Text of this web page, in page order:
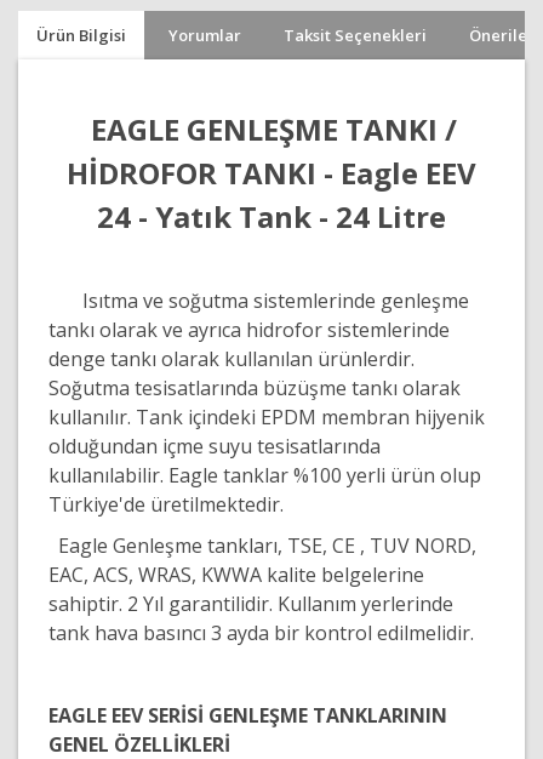
Ürün Bilgisi Yorumlar Taksit Seçenekleri
EAGLE GENLEŞME TANKI /
HİDROFOR TANKI - Eagle EEV
24 - Yatık Tank - 24 Litre
Isıtma ve soğutma sistemlerinde genleşme
tankı olarak ve ayrıca hidrofor sistemlerinde
denge tankı olarak kullanılan ürünlerdir.
Soğutma tesisatlarında büzüşme tankı olarak
kullanılır. Tank içindeki EPDM membran hijyenik
olduğundan içme suyu tesisatlarında
kullanılabilir. Eagle tanklar %100 yerli ürün olup
Türkiye'de üretilmektedir.
Eagle Genleşme tankları, TSE, CE , TUV NORD,
EAC, ACS, WRAS, KWWA kalite belgelerine
sahiptir. 2 Yıl garantilidir. Kullanım yerlerinde
tank hava basıncı 3 ayda bir kontrol edilmelidir.
EAGLE EEV SERİSİ GENLEŞME TANKLARININ
GENEL ÖZELLİKLERİ